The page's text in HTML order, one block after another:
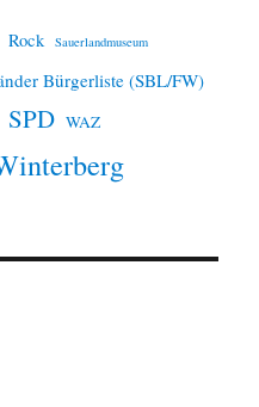
Rock Sauerlandmuseum
Bürgerliste (SBL/FW)
SPD WAZ